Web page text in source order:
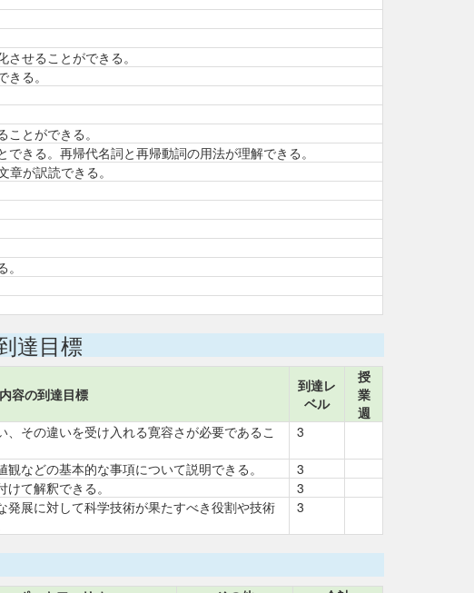
せることができる。
る。
とができる。
きる。再帰代名詞と再帰動詞の用法が理解できる。
が訳読できる。
達目標
容の到達目標
到達レ
ベル
授
業
週
その違いを受け入れる寛容さが必要であるこ
3
などの基本的な事項について説明できる。
3
て解釈できる。
3
発展に対して科学技術が果たすべき役割や技術
3